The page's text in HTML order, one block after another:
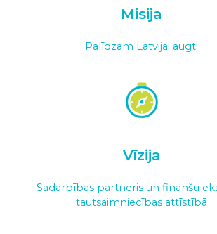
Misija
Palīdzam Latvijai augt!
Vīzija
Sadarbības partneris un finanšu
tautsaimniecības attīstībā